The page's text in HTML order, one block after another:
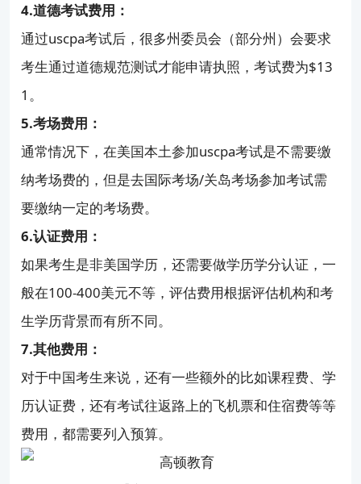
4.道德考试费用：
通过uscpa考试后，很多州委员会（部分州）会要求
考生通过道德规范测试才能申请执照，考试费为$13
1。
5.考场费用：
通常情况下，在美国本土参加uscpa考试是不需要缴
纳考场费的，但是去国际考场/关岛考场参加考试需
要缴纳一定的考场费。
6.认证费用：
如果考生是非美国学历，还需要做学历学分认证，一
般在100-400美元不等，评估费用根据评估机构和考
生学历背景而有所不同。
7.其他费用：
对于中国考生来说，还有一些额外的比如课程费、学
历认证费，还有考试往返路上的飞机票和住宿费等等
费用，都需要列入预算。